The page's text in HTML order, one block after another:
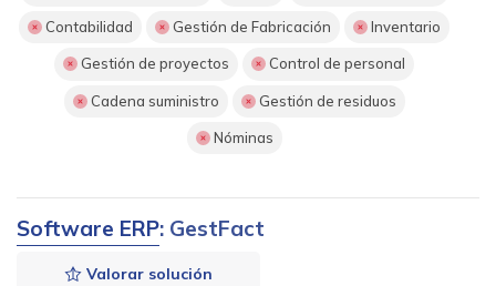
Contabilidad Gestión de Fabricación Inventario
Gestión de proyectos Control de personal
Cadena suministro Gestión de residuos
Nóminas
Software ERP: GestFact
Valorar solución